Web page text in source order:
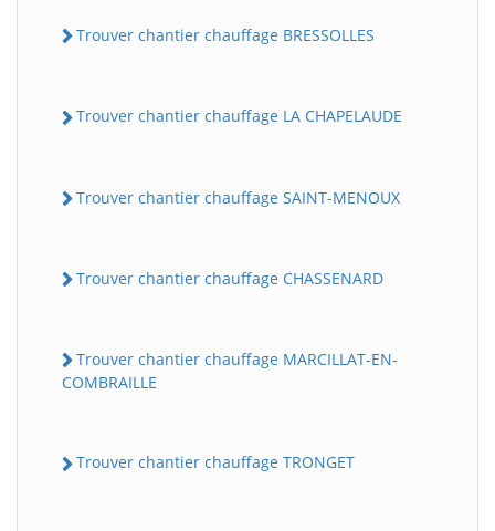
Trouver chantier chauffage BRESSOLLES
Trouver chantier chauffage LA CHAPELAUDE
Trouver chantier chauffage SAINT-MENOUX
Trouver chantier chauffage CHASSENARD
Trouver chantier chauffage MARCILLAT-EN-
COMBRAILLE
Trouver chantier chauffage TRONGET